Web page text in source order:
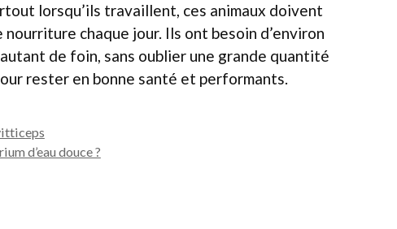
lorsqu’ils travaillent, ces animaux doivent
chaque jour. Ils ont besoin d’environ
de foin, sans oublier une grande quantité
rester en bonne santé et performants.
d’eau douce ?